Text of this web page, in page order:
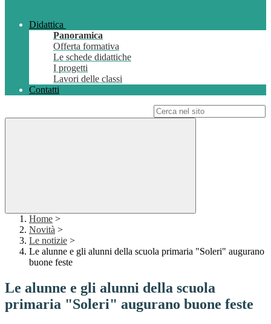
Didattica
Panoramica
Offerta formativa
Le schede didattiche
I progetti
Lavori delle classi
Contatti
Home >
Novità >
Le notizie >
Le alunne e gli alunni della scuola primaria "Soleri" augurano
buone feste
Le alunne e gli alunni della scuola
primaria "Soleri" augurano buone feste